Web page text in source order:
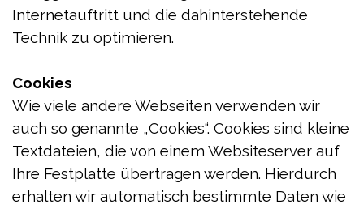
Internetauftritt und die dahinterstehende
Technik zu optimieren.
Cookies
Wie viele andere Webseiten verwenden wir
auch so genannte „Cookies“. Cookies sind kleine
Textdateien, die von einem Websiteserver auf
Ihre Festplatte übertragen werden. Hierdurch
erhalten wir automatisch bestimmte Daten wie